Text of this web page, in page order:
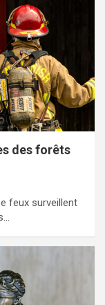
des forêts
feux surveillent